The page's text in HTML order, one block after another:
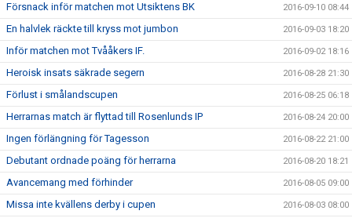
Försnack inför matchen mot Utsiktens BK 2016-09-10 08:44
En halvlek räckte till kryss mot jumbon 2016-09-03 18:20
Inför matchen mot Tvååkers IF. 2016-09-02 18:16
Heroisk insats säkrade segern 2016-08-28 21:30
Förlust i smålandscupen 2016-08-25 06:18
Herrarnas match är flyttad till Rosenlunds IP 2016-08-24 20:00
Ingen förlängning för Tagesson 2016-08-22 21:00
Debutant ordnade poäng för herrarna 2016-08-20 18:21
Avancemang med förhinder 2016-08-05 09:00
Missa inte kvällens derby i cupen 2016-08-03 08:00